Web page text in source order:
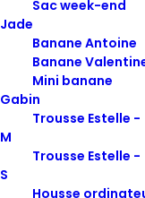
Sac week-end
Jade
Banane Antoine
Banane
Mini banane
Gabin
Trousse Estelle -
M
Trousse Estelle -
S
Housse